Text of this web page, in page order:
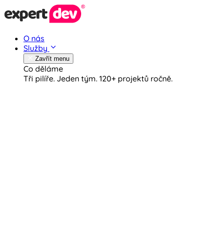
O nás
Služby
Zavřít menu
Co děláme
Tři pilíře. Jeden tým. 120+ projektů ročně.